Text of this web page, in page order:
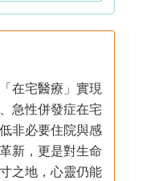
在宅醫療」實現
急性併發症在宅
非必要住院與感
新，更是對生命
之地，心靈仍能